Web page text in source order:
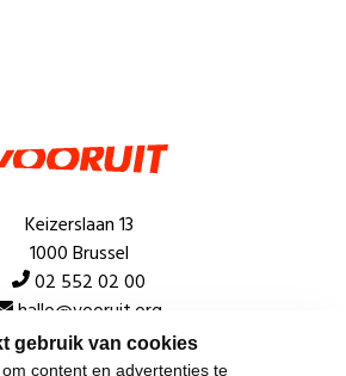
gebruik van cookies
content en advertenties te
Keizerslaan 13
1000 Brussel
02 552 02 00
hallo@vooruit.org